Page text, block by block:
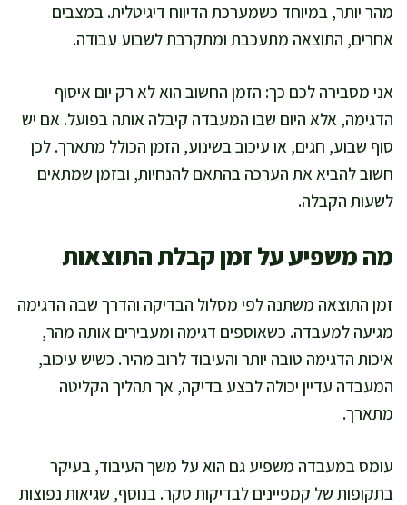
מהר יותר, במיוחד כשמערכת הדיווח דיגיטלית. במצבים
אחרים, התוצאה מתעכבת ומתקרבת לשבוע עבודה.
אני מסבירה לכם כך: הזמן החשוב הוא לא רק יום איסוף
הדגימה, אלא היום שבו המעבדה קיבלה אותה בפועל. אם יש
סוף שבוע, חגים, או עיכוב בשינוע, הזמן הכולל מתארך. לכן
חשוב להביא את הערכה בהתאם להנחיות, ובזמן שמתאים
לשעות הקבלה.
מה משפיע על זמן קבלת התוצאות
זמן התוצאה משתנה לפי מסלול הבדיקה והדרך שבה הדגימה
מגיעה למעבדה. כשאוספים דגימה ומעבירים אותה מהר,
איכות הדגימה טובה יותר והעיבוד לרוב מהיר. כשיש עיכוב,
המעבדה עדיין יכולה לבצע בדיקה, אך תהליך הקליטה
מתארך.
עומס במעבדה משפיע גם הוא על משך העיבוד, בעיקר
בתקופות של קמפיינים לבדיקות סקר. בנוסף, שגיאות נפוצות